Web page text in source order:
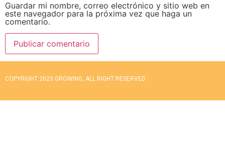
Guardar mi nombre, correo electrónico y sitio web en
este navegador para la próxima vez que haga un
comentario.
COPYRIGHT 2023 GROWING, ALL RIGHT RESERVED